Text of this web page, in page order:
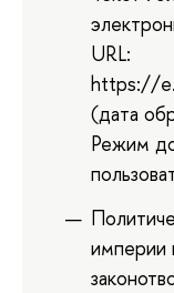
URL:
https://
(дата
Режим
империи